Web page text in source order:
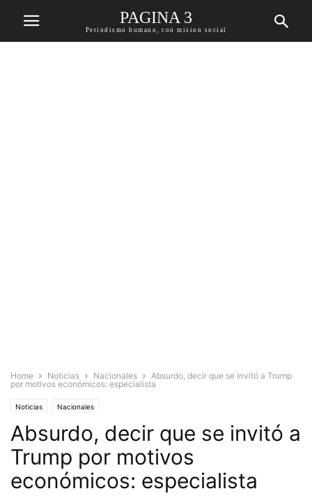
PAGINA 3
Periodismo humano, con mision social
Home Noticias Nacionales
Absurdo, decir que se invitó a Trump
por motivos económicos: especialista
Noticias Nacionales
Absurdo, decir que se invitó a
Trump por motivos
económicos: especialista